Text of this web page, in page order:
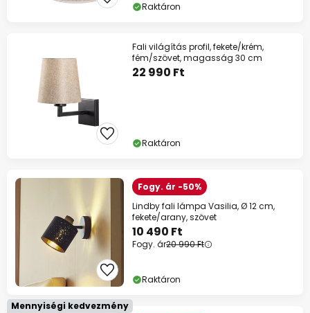
Raktáron
Fali világítás profil, fekete/krém,
fém/szövet, magasság 30 cm
22 990 Ft
Raktáron
Fogy. ár -50%
Lindby fali lámpa Vasilia, Ø 12 cm,
fekete/arany, szövet
10 490 Ft
Fogy. ár20 990 Ft
Raktáron
Mennyiségi kedvezmény